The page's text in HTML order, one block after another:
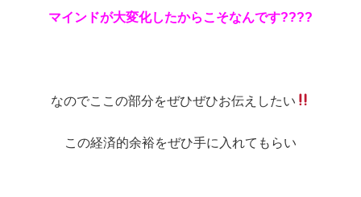
マインドが大変化したからこそなんです????
なのでここの部分をぜひぜひお伝えしたい
この経済的余裕をぜひ手に入れてもらい